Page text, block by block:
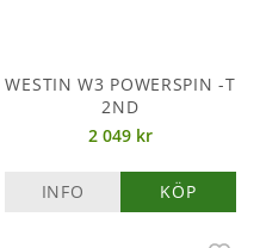
WESTIN W3 POWERSPIN -T
2ND
2 049 kr
INFO KÖP